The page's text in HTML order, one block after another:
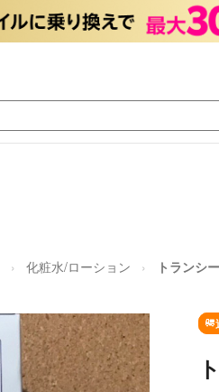
化粧水/ローション トランシ